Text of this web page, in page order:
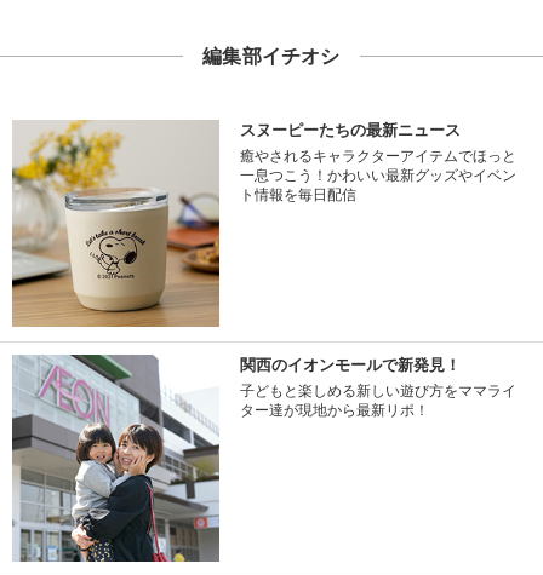
編集部イチオシ
スヌーピーたちの最新ニュース
癒やされるキャラクターアイテムでほっと
一息つこう！かわいい最新グッズやイベン
ト情報を毎日配信
関西のイオンモールで新発見！
子どもと楽しめる新しい遊び方をママライ
ター達が現地から最新リポ！